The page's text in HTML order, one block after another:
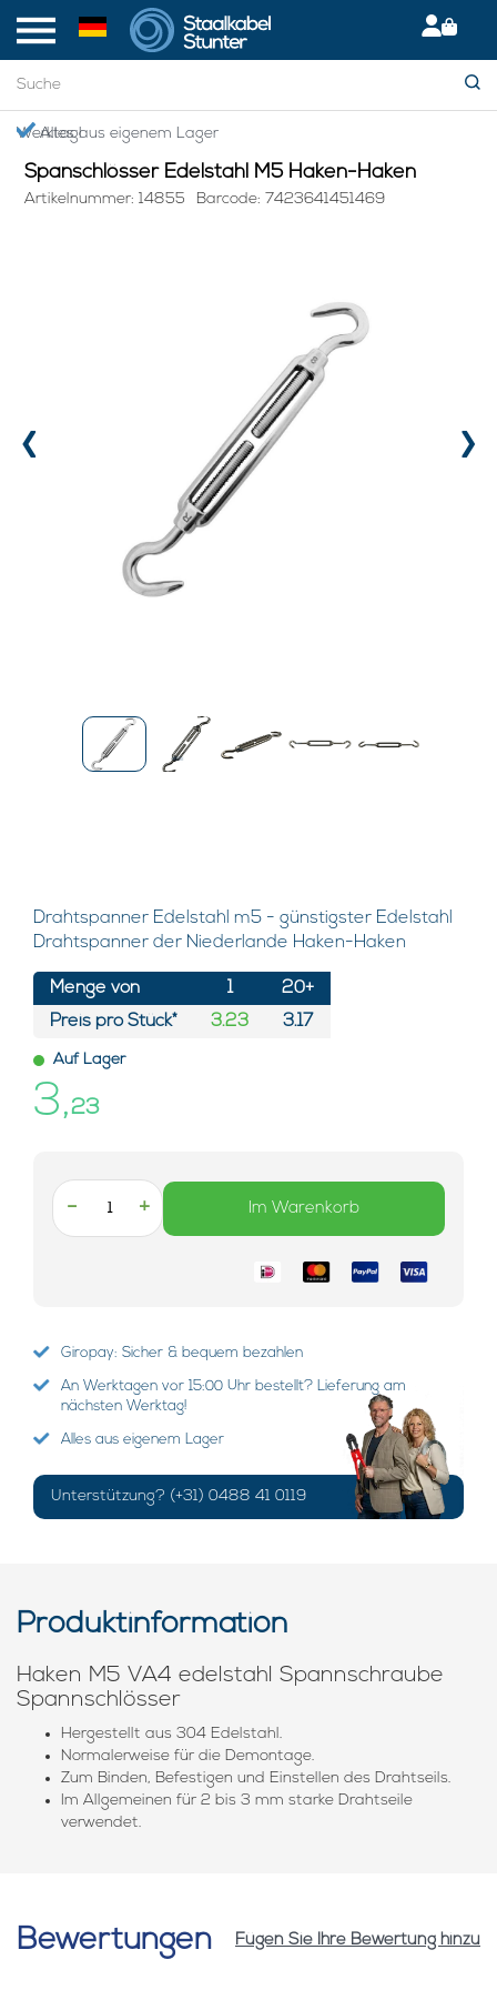
Werktag!
Alles aus eigenem Lager
Startseite > Spanschlösser Edelstahl M5 Haken-Haken
Spanschlösser Edelstahl M5 Haken-Haken
Artikelnummer: 14855 Barcode: 7423641451469
‹ ›
Drahtspanner Edelstahl m5 - günstigster Edelstahl
Drahtspanner der Niederlande Haken-Haken
Menge von
Preis pro Stück*
1
3.23
20+
3.17
Auf Lager
3,23
- + Im Warenkorb
Giropay: Sicher & bequem bezahlen
An Werktagen vor 15:00 Uhr bestellt? Lieferung am
nächsten Werktag!
Alles aus eigenem Lager
Unterstützung? (+31) 0488 41 0119
Produktinformation
Haken M5 VA4 edelstahl Spannschraube
Spannschlösser
Hergestellt aus 304 Edelstahl.
Normalerweise für die Demontage.
Zum Binden, Befestigen und Einstellen des Drahtseils.
Im Allgemeinen für 2 bis 3 mm starke Drahtseile
verwendet.
Bewertungen Fügen Sie Ihre Bewertung hinzu